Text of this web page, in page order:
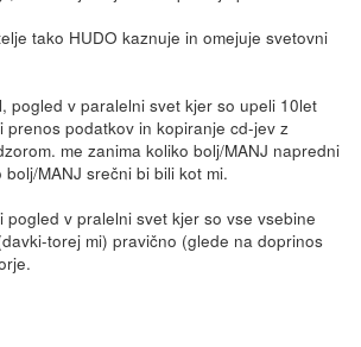
tako HUDO kaznuje in omejuje svetovni
pogled v paralelni svet kjer so upeli 10let
prenos podatkov in kopiranje cd-jev z
me zanima koliko bolj/MANJ napredni
MANJ srečni bi bili kot mi.
pogled v pralelni svet kjer so vse vsebine
torej mi) pravično (glede na doprinos